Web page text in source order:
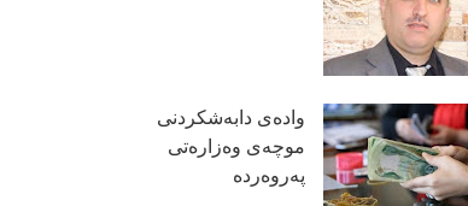
وادەی دابەشكردنی
موچەی وەزارەتی
پەروەردە